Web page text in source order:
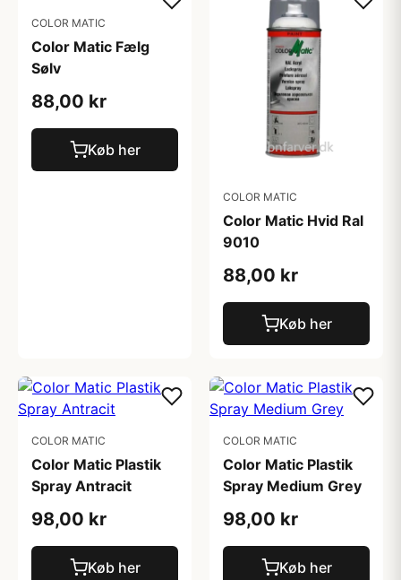
COLOR MATIC
Color Matic Fælg
Sølv
88,00 kr
Køb her
COLOR MATIC
Color Matic Hvid Ral
9010
88,00 kr
Køb her
COLOR MATIC
Color Matic Plastik
Spray Antracit
98,00 kr
Køb her
COLOR MATIC
Color Matic Plastik
Spray Medium Grey
98,00 kr
Køb her